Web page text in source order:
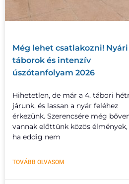
Még lehet csatlakozni! Nyári
táborok és intenzív
úszótanfolyam 2026
Hihetetlen, de már a 4. tábori
járunk, és lassan a nyár feléhez
érkezünk. Szerencsére még
vannak előttünk közös élmények,
ha eddig nem
TOVÁBB OLVASOM